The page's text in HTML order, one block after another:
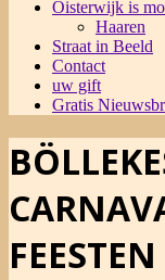
Oisterwijk is
Haaren
Straat in Beeld
Contact
uw gift
Gratis